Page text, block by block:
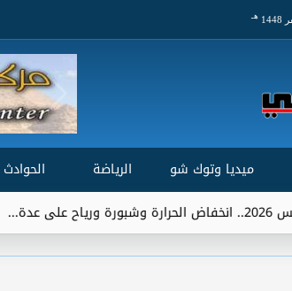
هـ
ميديا وتوك شو الرياضة الحوادث